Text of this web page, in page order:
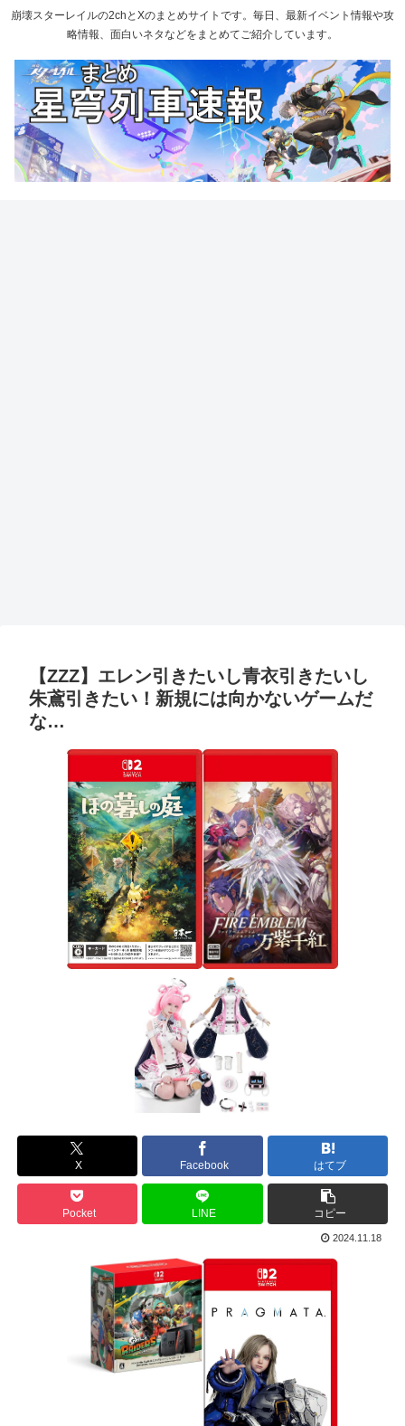
崩壊スターレイルの2chとXのまとめサイトです。毎日、最新イベント情報や攻
略情報、面白いネタなどをまとめてご紹介しています。
【ZZZ】エレン引きたいし青衣引きたいし
朱鳶引きたい！新規には向かないゲームだ
な…
X Facebook はてブ
Pocket LINE コピー
2024.11.18